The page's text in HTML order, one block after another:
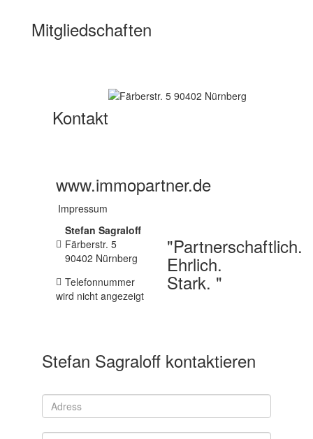
Mitgliedschaften
Kontakt
www.immopartner.de
Impressum
Stefan Sagraloff
Färberstr. 5
90402 Nürnberg
Telefonnummer
wird nicht angezeigt
"Partnerschaftlich.
Ehrlich.
Stark. "
Stefan Sagraloff kontaktieren